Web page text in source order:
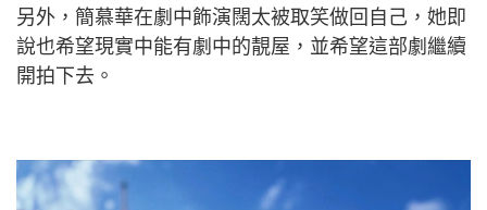
另外，簡慕華在劇中飾演闊太被取笑做回自己，她即
說也希望現實中能有劇中的靚屋，並希望這部劇繼續
開拍下去。